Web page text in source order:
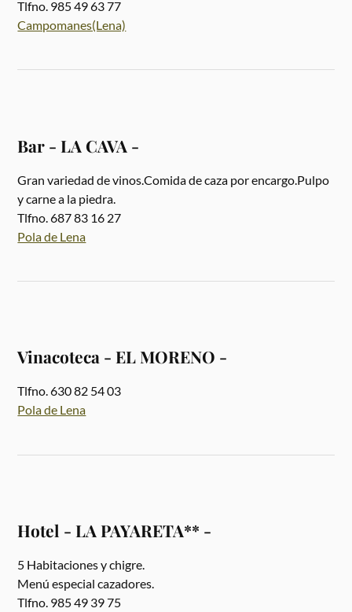
Tlfno. 985 49 63 77
Campomanes(Lena)
Bar - LA CAVA -
Gran variedad de vinos.Comida de caza por encargo.Pulpo
y carne a la piedra.
Tlfno. 687 83 16 27
Pola de Lena
Vinacoteca - EL MORENO -
Tlfno. 630 82 54 03
Pola de Lena
Hotel - LA PAYARETA** -
5 Habitaciones y chigre.
Menú especial cazadores.
Tlfno. 985 49 39 75